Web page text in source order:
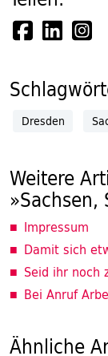
Dresden
Weitere
Impressum
Damit sich
Seid ihr noch
Bei Anruf
Ähnliche